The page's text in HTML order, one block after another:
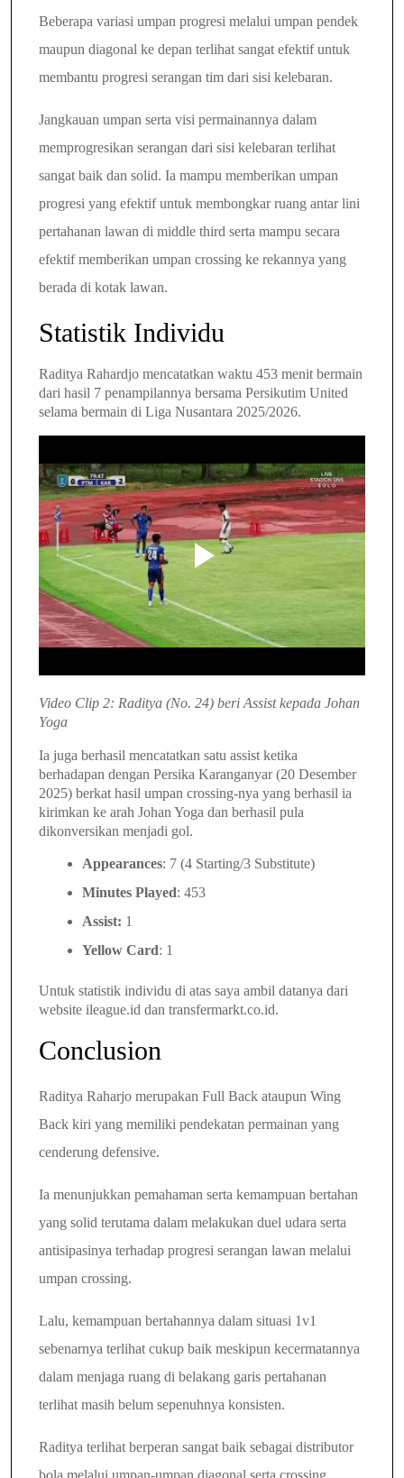
Beberapa variasi umpan progresi melalui umpan pendek
maupun diagonal ke depan terlihat sangat efektif untuk
membantu progresi serangan tim dari sisi kelebaran.
Jangkauan umpan serta visi permainannya dalam
memprogresikan serangan dari sisi kelebaran terlihat
sangat baik dan solid. Ia mampu memberikan umpan
progresi yang efektif untuk membongkar ruang antar lini
pertahanan lawan di middle third serta mampu secara
efektif memberikan umpan crossing ke rekannya yang
berada di kotak lawan.
Statistik Individu
Raditya Rahardjo mencatatkan waktu 453 menit bermain
dari hasil 7 penampilannya bersama Persikutim United
selama bermain di Liga Nusantara 2025/2026.
Video Clip 2: Raditya (No. 24) beri Assist kepada Johan
Yoga
Ia juga berhasil mencatatkan satu assist ketika
berhadapan dengan Persika Karanganyar (20 Desember
2025) berkat hasil umpan crossing-nya yang berhasil ia
kirimkan ke arah Johan Yoga dan berhasil pula
dikonversikan menjadi gol.
Appearances: 7 (4 Starting/3 Substitute)
Minutes Played: 453
Assist: 1
Yellow Card: 1
Untuk statistik individu di atas saya ambil datanya dari
website ileague.id dan transfermarkt.co.id.
Conclusion
Raditya Raharjo merupakan Full Back ataupun Wing
Back kiri yang memiliki pendekatan permainan yang
cenderung defensive.
Ia menunjukkan pemahaman serta kemampuan bertahan
yang solid terutama dalam melakukan duel udara serta
antisipasinya terhadap progresi serangan lawan melalui
umpan crossing.
Lalu, kemampuan bertahannya dalam situasi 1v1
sebenarnya terlihat cukup baik meskipun kecermatannya
dalam menjaga ruang di belakang garis pertahanan
terlihat masih belum sepenuhnya konsisten.
Raditya terlihat berperan sangat baik sebagai distributor
bola melalui umpan-umpan diagonal serta crossing